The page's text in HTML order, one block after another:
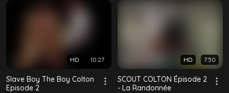
HD 10:27
Slave Boy The Boy Colton
Episode 2
HD 7:50
SCOUT COLTON Épisode 2
- La Randonnée